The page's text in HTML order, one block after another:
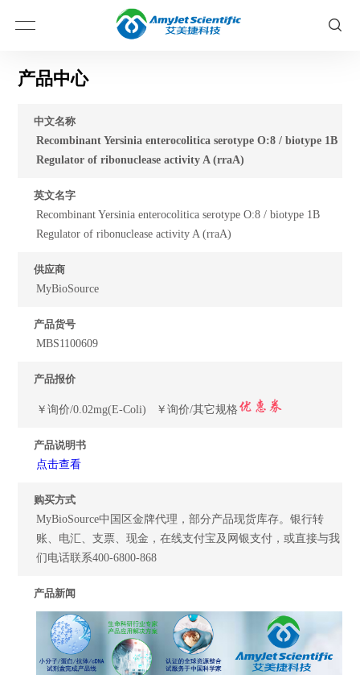
产品中心
中文名称
Recombinant Yersinia enterocolitica serotype O:8 / biotype 1B
Regulator of ribonuclease activity A (rraA)
英文名字
Recombinant Yersinia enterocolitica serotype O:8 / biotype 1B
Regulator of ribonuclease activity A (rraA)
供应商
MyBioSource
产品货号
MBS1100609
产品报价
￥询价/0.02mg(E-Coli) ￥询价/其它规格
产品说明书
点击查看
购买方式
MyBioSource中国区金牌代理，部分产品现货库存。银行转
账、电汇、支票、现金，在线支付宝及网银支付，或直接与我
们电话联系400-6800-868
产品新闻